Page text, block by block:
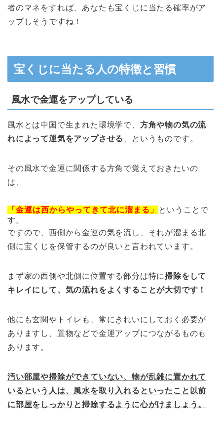
者のマネをすれば、あなたも宝くじに当たる確率がア
ップしそうですね！
宝くじに当たる人の特徴と習慣
風水で金運をアップしている
風水とは中国で生まれた環境学で、 方角や物の気の流
れによって運気をアップさせる
、というものです。
その風水で金運に関係する方角で覚えておきたいの
は、
「金運は西からやってきて北に溜まる」
ということで
す。
ですので、西側から金運の気を流し、それが溜まる北
側に宝くじを保管するのが良いと言われています。
まず家の西側や北側に位置する部分は特に掃除をして
キレイにして、気の流れをよくすることが大切です！
他にも玄関やトイレも、常にきれいにしておく必要が
ありますし、置物などで金運アップにつながるものも
あります。
汚い部屋や掃除ができていない、物が乱雑に置かれて
いるという人は、風水を取り入れるといったこと以前
に部屋をしっかりと掃除するように心がけましょう。